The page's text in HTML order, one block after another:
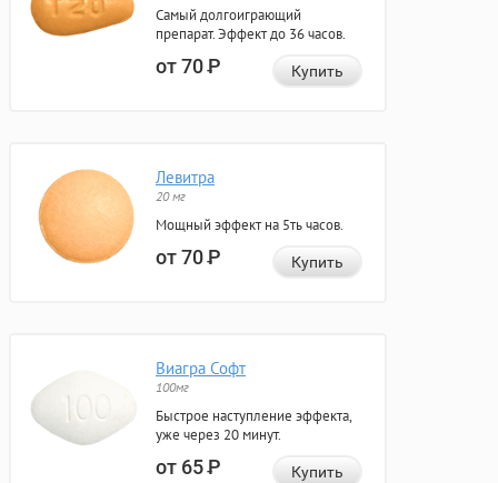
Самый долгоиграющий
препарат. Эффект до 36 часов.
от 70Р Купить
Левитра
20 мг
Мощный эффект на 5ть часов.
от 70Р Купить
Виагра Софт
100мг
Быстрое наступление эффекта,
уже через 20 минут.
от 65Р Купить